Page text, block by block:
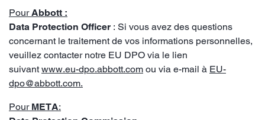
PourAbbott :
Data Protection Officer : Si vous avez des questions
concernant le traitement de vos informations personnelles,
veuillez contacter notre EU DPO via le lien
suivantwww.eu-dpo.abbott.com ou via e-mail à EU-
dpo@abbott.com.
Pour META: